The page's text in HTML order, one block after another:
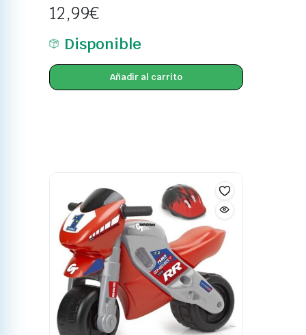
12,99€
Disponible
Añadir al carrito